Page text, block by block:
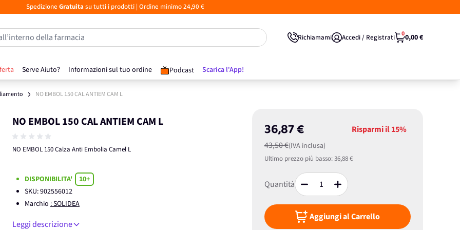
Spedizione Gratuita su tutti i prodotti| Ordine minimo 24,90 €
Serve Aiuto? Informazioni sul tuo ordine Podcast Scarica l'App!
della farmacia Richiamami Accedi / Registrati 00,00 €
NO EMBOL 150 CAL ANTIEM CAM L
NO EMBOL 150 CAL ANTIEM CAM L
NO EMBOL 150 Calza Anti Embolia Camel L
36,87 €
43,50 €(IVA inclusa)
Risparmi il15%
Ultimo prezzo più basso:36,88 €
Quantità
Aggiungi al Carrello
DISPONIBILITA'
10+
SKU:902556012
Marchio : SOLIDEA
Leggi descrizione